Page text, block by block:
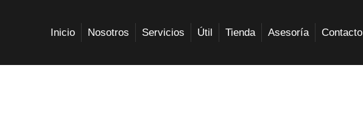
Inicio Nosotros Servicios Útil Tienda Asesoría Contacto